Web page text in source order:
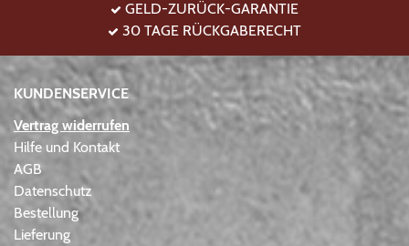
GELD-ZURÜCK-GARANTIE
30 TAGE RÜCKGABERECHT
KUNDENSERVICE
Vertrag widerrufen
Hilfe und Kontakt
AGB
Datenschutz
Bestellung
Lieferung